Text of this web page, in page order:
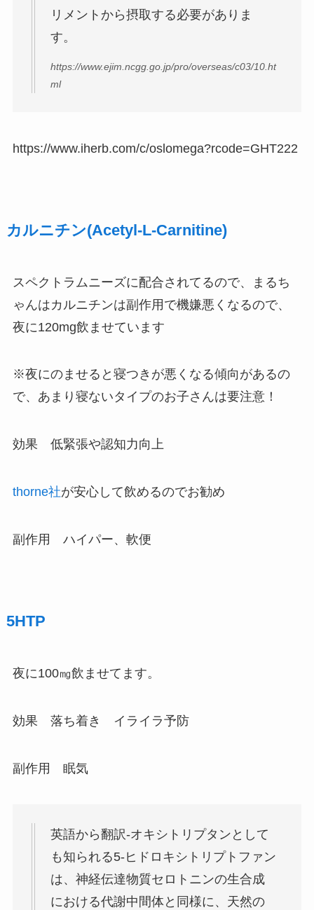
リメントから摂取する必要がありま
す。
https://www.ejim.ncgg.go.jp/pro/overseas/c03/10.ht
ml
https://www.iherb.com/c/oslomega?rcode=GHT222
カルニチン(Acetyl-L-Carnitine)
スペクトラムニーズに配合されてるので、まるち
ゃんはカルニチンは副作用で機嫌悪くなるので、
夜に120mg飲ませています
※夜にのませると寝つきが悪くなる傾向があるの
で、あまり寝ないタイプのお子さんは要注意！
効果 低緊張や認知力向上
thorne社が安心して飲めるのでお勧め
副作用 ハイパー、軟便
5HTP
夜に100㎎飲ませてます。
効果 落ち着き イライラ予防
副作用 眠気
英語から翻訳-オキシトリプタンとして
も知られる5-ヒドロキシトリプトファン
は、神経伝達物質セロトニンの生合成
における代謝中間体と同様に、天然の